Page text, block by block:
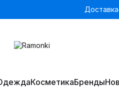
КосметикаБренды